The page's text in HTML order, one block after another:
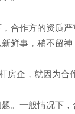
合作方的资质
鲜事，稍不留
房企，就因为
。一般情况下